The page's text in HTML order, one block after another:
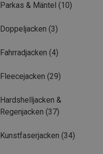
Parkas & Mäntel (10)
Doppeljacken (3)
Fahrradjacken (4)
Fleecejacken (29)
Hardshelljacken &
Regenjacken (37)
Kunstfaserjacken (34)